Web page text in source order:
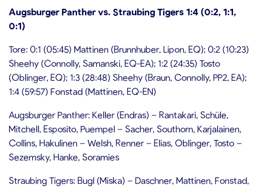
Augsburger Panther vs. Straubing Tigers 1:4 (0:2, 1:1,
0:1)
Tore: 0:1 (05:45) Mattinen (Brunnhuber, Lipon, EQ); 0:2 (10:23)
Sheehy (Connolly, Samanski, EQ-EA); 1:2 (24:35) Tosto
(Oblinger, EQ); 1:3 (28:48) Sheehy (Braun, Connolly, PP2, EA);
1:4 (59:57) Fonstad (Mattinen, EQ-EN)
Augsburger Panther: Keller (Endras) – Rantakari, Schüle,
Mitchell, Esposito, Puempel – Sacher, Southorn, Karjalainen,
Collins, Hakulinen – Welsh, Renner – Elias, Oblinger, Tosto –
Sezemsky, Hanke, Soramies
Straubing Tigers: Bugl (Miska) – Daschner, Mattinen, Fonstad,